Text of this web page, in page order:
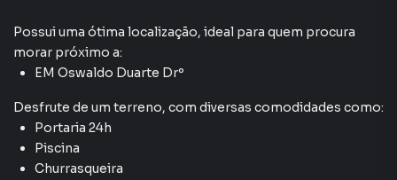
Possui uma ótima localização, ideal para quem procura
morar próximo a:
EM Oswaldo Duarte Drº
Desfrute de um terreno, com diversas comodidades como:
Portaria 24h
Piscina
Churrasqueira